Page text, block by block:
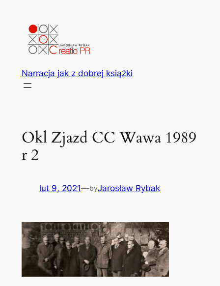
Narracja jak z dobrej książki
Okl Zjazd CC Wawa 1989
r 2
lut 9, 2021—byJarosław Rybak